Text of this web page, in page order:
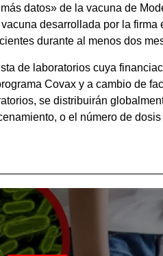
datos» de la vacuna de
desarrollada por la
durante al menos dos
de laboratorios cuya
Covax y a cambio de
se distribuirán
o el número de